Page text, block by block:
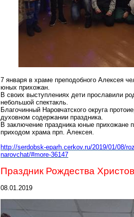
7 января в храме преподобного Алексея
юных прихожан.
В своих выступлениях дети прославили
небольшой спектакль.
Благочинный Наровчатского округа
духовном содержании праздника.
В заключение праздника юные прихожане
приходом храма прп. Алексея.
http://serdobsk-eparh.cerkov.ru/2019/01/08/
narovchat/#more-36147
Праздник Рождества
08.01.2019